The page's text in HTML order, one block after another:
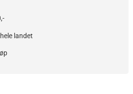
landet